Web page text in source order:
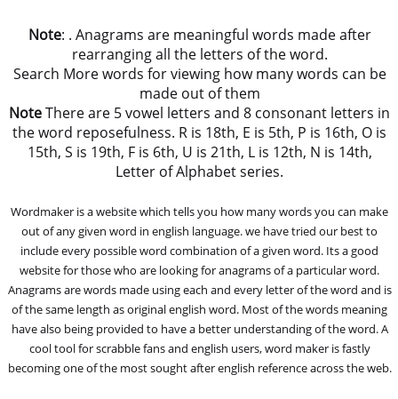
Note: . Anagrams are meaningful words made after
rearranging all the letters of the word.
Search More words for viewing how many words can be
made out of them
NoteThere are 5 vowel letters and 8 consonant letters in
the word reposefulness. R is 18th, E is 5th, P is 16th, O is
15th, S is 19th, F is 6th, U is 21th, L is 12th, N is 14th,
Letter of Alphabet series.
Wordmaker is a website which tells you how many words you can make
out of any given word in english language. we have tried our best to
include every possible word combination of a given word. Its a good
website for those who are looking for anagrams of a particular word.
Anagrams are words made using each and every letter of the word and is
of the same length as original english word. Most of the words meaning
have also being provided to have a better understanding of the word. A
cool tool for scrabble fans and english users, word maker is fastly
becoming one of the most sought after english reference across the web.